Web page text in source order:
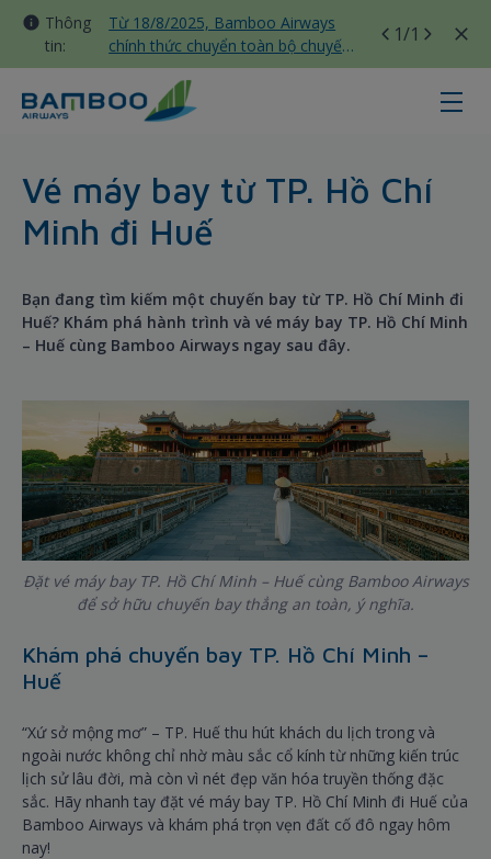
Thông
tin:
Từ 18/8/2025, Bamboo Airways
chính thức chuyển toàn bộ chuyến
bay nội địa sang nhà ga T3 Tân
Sơn Nhất
1/1
Vé máy bay từ TP. Hồ Chí
Minh đi Huế
Bạn đang tìm kiếm một chuyến bay từ TP. Hồ Chí Minh đi
Huế? Khám phá hành trình và vé máy bay TP. Hồ Chí Minh
– Huế cùng Bamboo Airways ngay sau đây.
Đặt vé máy bay TP. Hồ Chí Minh – Huế cùng Bamboo Airways
để sở hữu chuyến bay thẳng an toàn, ý nghĩa.
Khám phá chuyến bay TP. Hồ Chí Minh –
Huế
“Xứ sở mộng mơ” – TP. Huế thu hút khách du lịch trong và
ngoài nước không chỉ nhờ màu sắc cổ kính từ những kiến trúc
lịch sử lâu đời, mà còn vì nét đẹp văn hóa truyền thống đặc
sắc. Hãy nhanh tay đặt vé máy bay TP. Hồ Chí Minh đi Huế của
Bamboo Airways và khám phá trọn vẹn đất cố đô ngay hôm
nay!